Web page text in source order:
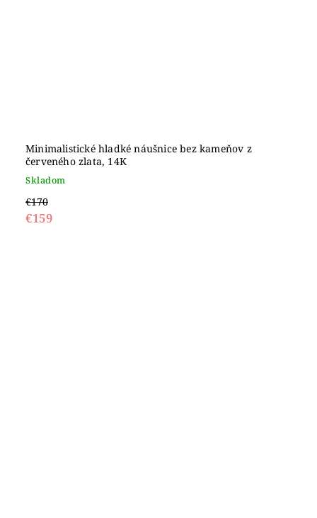
Minimalistické hladké náušnice bez kameňov z
červeného zlata, 14K
Skladom
€170
€159